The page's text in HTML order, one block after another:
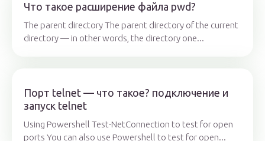
Что такое расширение файла pwd?
The parent directory The parent directory of the current
directory — in other words, the directory one...
Порт telnet — что такое? подключение и
запуск telnet
Using Powershell Test-NetConnection to test for open
ports You can also use Powershell to test for open...